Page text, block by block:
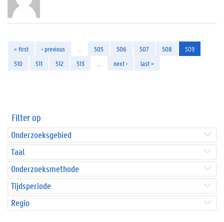
« first ‹ previous 505 506 507 508
509
510
511 512 513 next › last »
Filter op
Onderzoeksgebied
Taal
Onderzoeksmethode
Tijdsperiode
Regio